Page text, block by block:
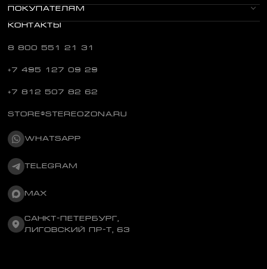
ПОКУПАТЕЛЯМ
КОНТАКТЫ
8 800 551 21 31
+7 495 127 09 29
+7 812 507 82 62
STORE@STEREOZONA.RU
WHATSAPP
TELEGRAM
MAX
САНКТ-ПЕТЕРБУРГ,
ЛИГОВСКИЙ ПР-Т, 63